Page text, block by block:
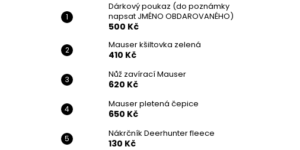
Dárkový poukaz (do poznámky
napsat JMÉNO OBDAROVANÉHO)
500 Kč
Mauser kšiltovka zelená
410 Kč
Nůž zavírací Mauser
620 Kč
Mauser pletená čepice
650 Kč
Nákrčník Deerhunter fleece
130 Kč